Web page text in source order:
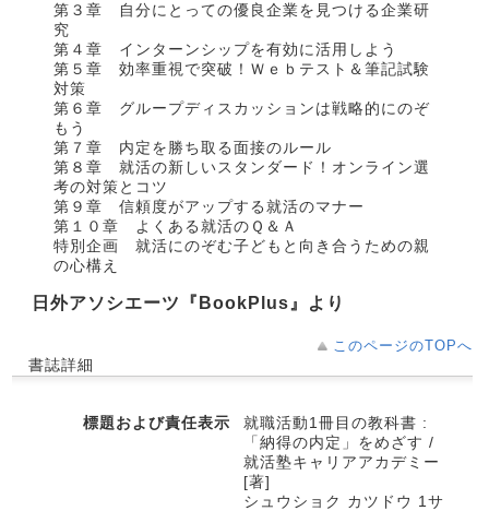
第３章 自分にとっての優良企業を見つける企業研
究
第４章 インターンシップを有効に活用しよう
第５章 効率重視で突破！Ｗｅｂテスト＆筆記試験
対策
第６章 グループディスカッションは戦略的にのぞ
もう
第７章 内定を勝ち取る面接のルール
第８章 就活の新しいスタンダード！オンライン選
考の対策とコツ
第９章 信頼度がアップする就活のマナー
第１０章 よくある就活のＱ＆Ａ
特別企画 就活にのぞむ子どもと向き合うための親
の心構え
日外アソシエーツ『BookPlus』より
このページのTOPへ
書誌詳細
標題および責任表示
就職活動1冊目の教科書 :
「納得の内定」をめざす /
就活塾キャリアアカデミー
[著]
シュウショク カツドウ 1サ